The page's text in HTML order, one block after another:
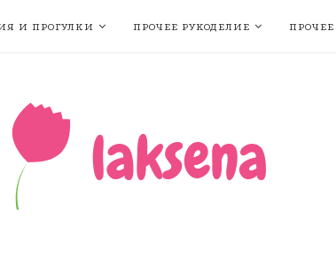
И ПРОГУЛКИ ПРОЧЕЕ РУКОДЕЛИЕ ПРОЧЕЕ